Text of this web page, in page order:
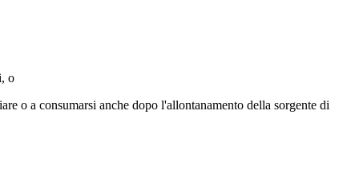
o
o a consumarsi anche dopo l'allontanamento della sorgente di